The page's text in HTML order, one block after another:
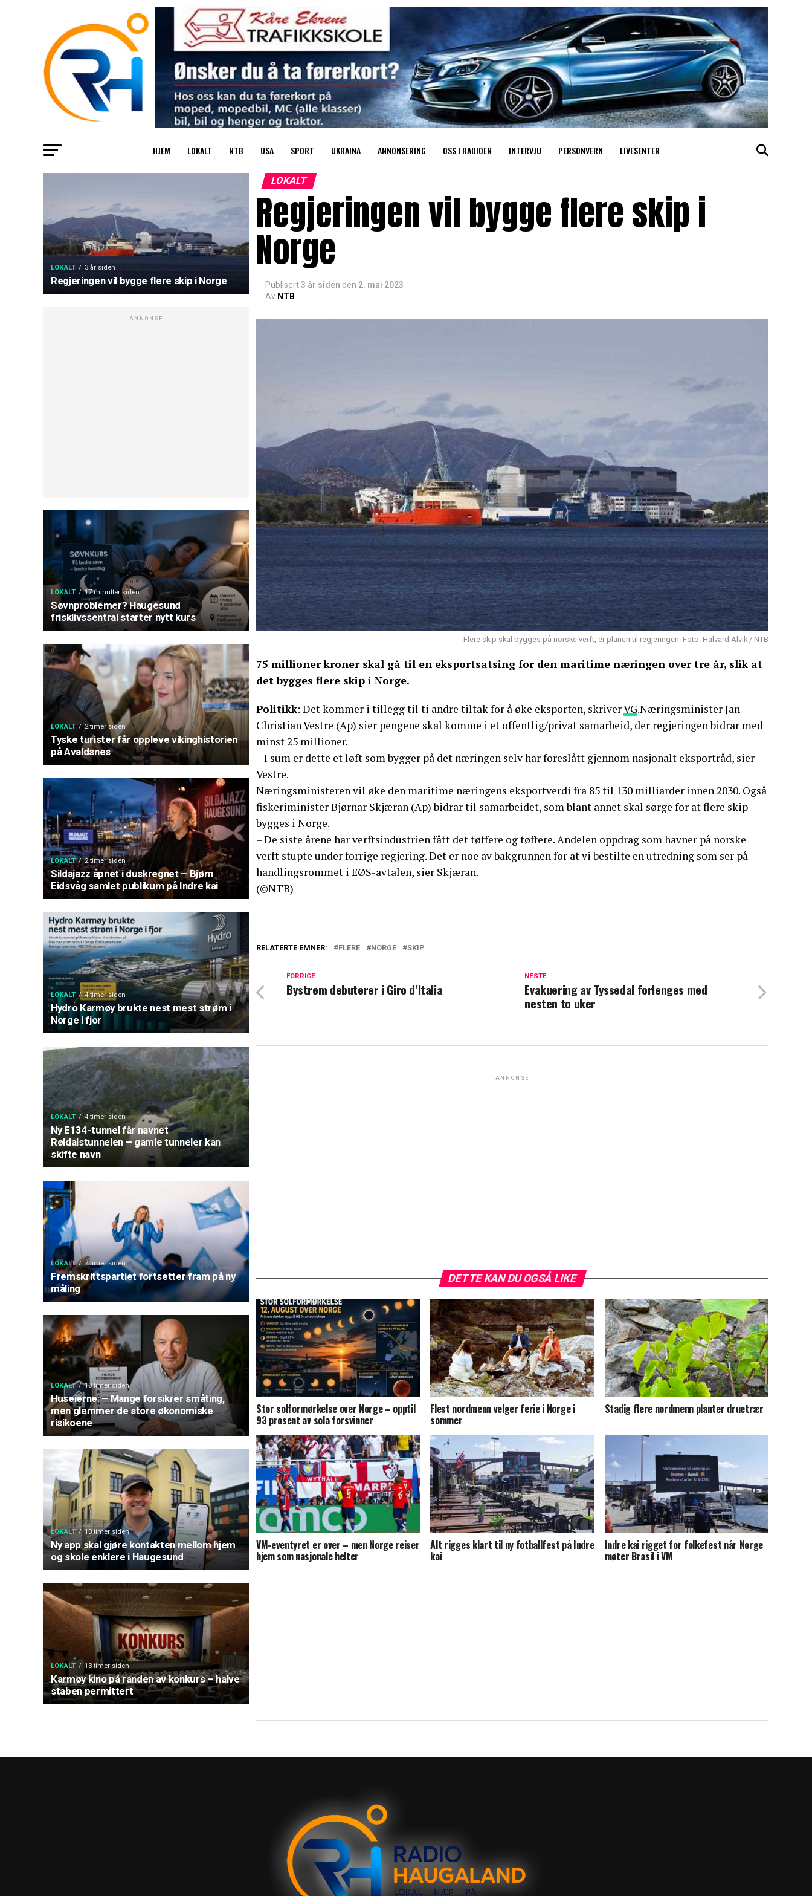
HJEM LOKALT NTB USA SPORT UKRAINA ANNONSERING OSS I RADIOEN INTERVJU PERSONVERN LIVESENTER
LOKALT 3 år siden
Regjeringen vil bygge flere skip i Norge
ANNONSE
LOKALT 17 minutter siden
Søvnproblemer? Haugesund
frisklivssentral starter nytt kurs
LOKALT 2 timer siden
Tyske turister får oppleve vikinghistorien
på Avaldsnes
LOKALT 2 timer siden
Sildajazz åpnet i duskregnet – Bjørn
Eidsvåg samlet publikum på Indre kai
LOKALT 4 timer siden
Hydro Karmøy brukte nest mest strøm i
Norge i fjor
LOKALT 4 timer siden
Ny E134-tunnel får navnet
Røldalstunnelen – gamle tunneler kan
skifte navn
LOKALT 7 timer siden
Fremskrittspartiet fortsetter fram på ny
måling
LOKALT 10 timer siden
Huseierne: – Mange forsikrer småting,
men glemmer de store økonomiske
risikoene
LOKALT 10 timer siden
Ny app skal gjøre kontakten mellom hjem
og skole enklere i Haugesund
LOKALT 13 timer siden
Karmøy kino på randen av konkurs – halve
staben permittert
LOKALT
Regjeringen vil bygge flere skip i
Norge
Publisert3 år siden den 2. mai 2023
Av NTB
Flere skip skal bygges på norske verft, er planen til regjeringen. Foto: Halvard Alvik / NTB
75 millioner kroner skal gå til en eksportsatsing for den maritime næringen over tre år, slik at
det bygges flere skip i Norge.
Politikk: Det kommer i tillegg til ti andre tiltak for å øke eksporten, skriverVG.Næringsminister Jan
Christian Vestre (Ap) sier pengene skal komme i et offentlig/privat samarbeid, der regjeringen bidrar med
minst 25 millioner.
– I sum er dette et løft som bygger på det næringen selv har foreslått gjennom nasjonalt eksportråd, sier
Vestre.
Næringsministeren vil øke den maritime næringens eksportverdi fra 85 til 130 milliarder innen 2030. Også
fiskeriminister Bjørnar Skjæran (Ap) bidrar til samarbeidet, som blant annet skal sørge for at flere skip
bygges i Norge.
– De siste årene har verftsindustrien fått det tøffere og tøffere. Andelen oppdrag som havner på norske
verft stupte under forrige regjering. Det er noe av bakgrunnen for at vi bestilte en utredning som ser på
handlingsrommet i EØS-avtalen, sier Skjæran.
(©NTB)
RELATERTE EMNER: FLERE NORGE SKIP
NESTE
Evakuering av Tyssedal forlenges med
nesten to uker
FORRIGE
Bystrøm debuterer i Giro d’Italia
ANNONSE
DETTE KAN DU OGSÅ LIKE
Stor solformørkelse over Norge – opptil
93 prosent av sola forsvinner
Flest nordmenn velger ferie i Norge i
sommer
Stadig flere nordmenn planter druetrær
VM-eventyret er over – men Norge reiser
hjem som nasjonale helter
Alt rigges klart til ny fotballfest på Indre
kai
Indre kai rigget for folkefest når Norge
møter Brasil i VM